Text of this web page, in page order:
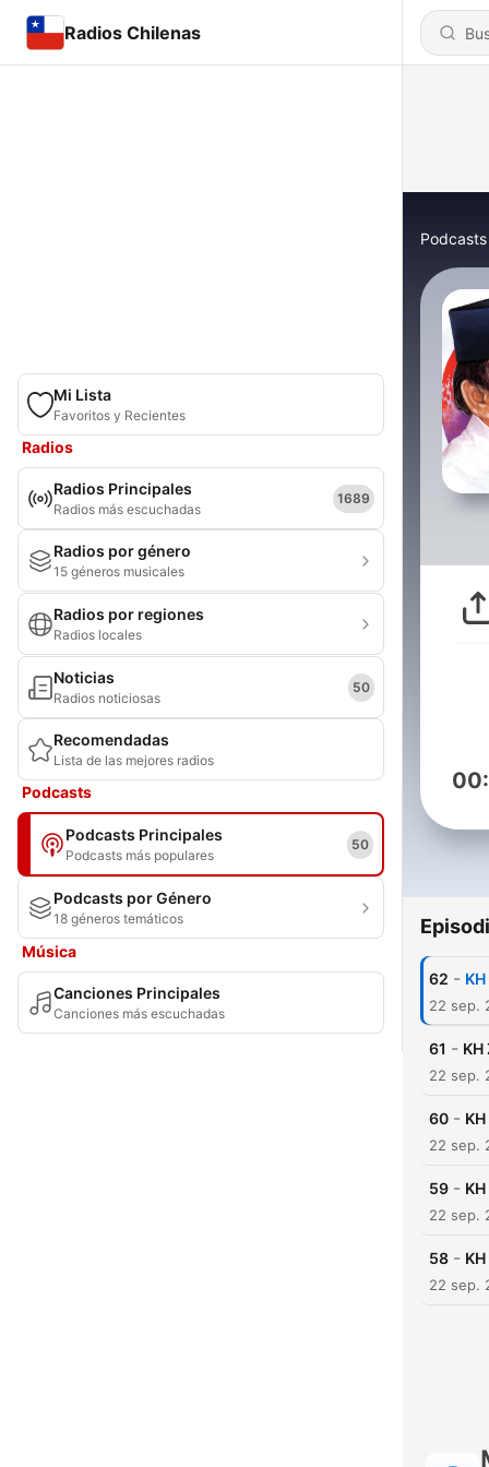
Radios Chilenas
Mi Lista
Favoritos y Recientes
Radios
Radios Principales
Radios más escuchadas
1689
Radios por género
15 géneros musicales
Radios por regiones
Radios locales
Noticias
Radios noticiosas
50
Recomendadas
Lista de las mejores radios
Podcasts
Podcasts Principales
Podcasts más populares
50
Podcasts por Género
18 géneros temáticos
Música
Canciones Principales
Canciones más escuchadas
Podcasts
62 -
22 sep.
61 - KH
22 sep.
60 -
22 sep.
59 -
22 sep.
58 -
22 sep.